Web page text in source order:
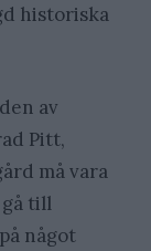
historiska
av
Pitt,
må vara
till
något